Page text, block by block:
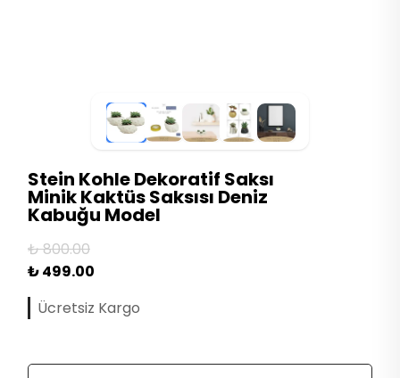
Stein Kohle Dekoratif Saksı
Minik Kaktüs Saksısı Deniz
Kabuğu Model
₺ 800.00
₺ 499.00
Ücretsiz Kargo